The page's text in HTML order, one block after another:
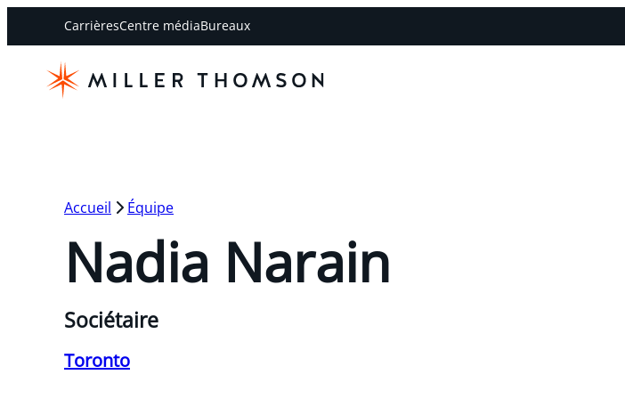
CarrièresCentre médiaBureaux
Accueil Équipe
Nadia Narain
Sociétaire
Toronto